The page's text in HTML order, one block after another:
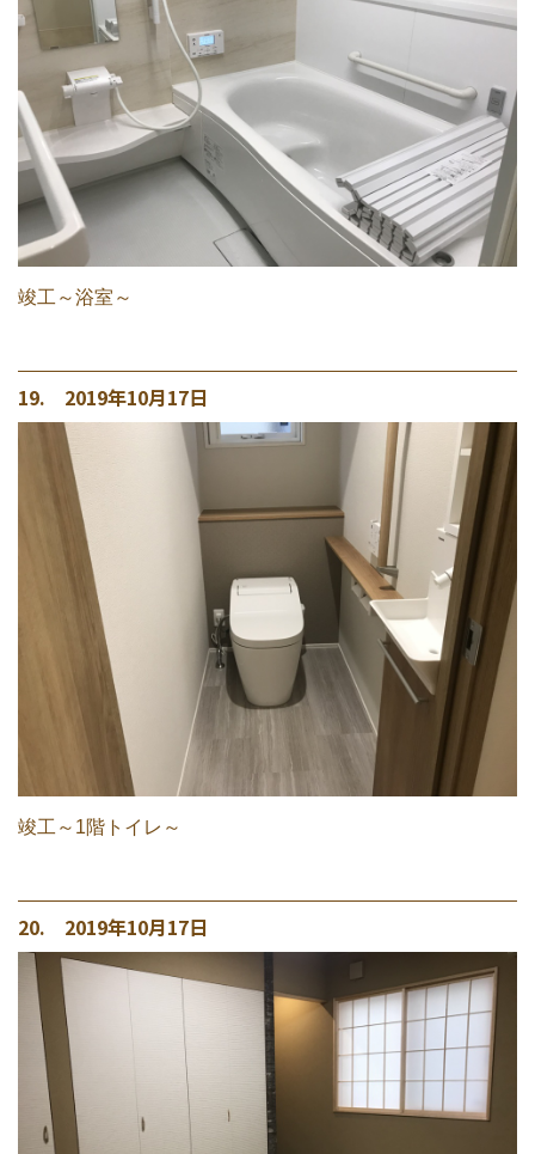
竣工～浴室～
19. 2019年10月17日
竣工～1階トイレ～
20. 2019年10月17日